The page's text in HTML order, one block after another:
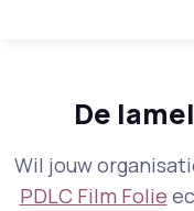
De
Wil jouw
PDLC Film Folie